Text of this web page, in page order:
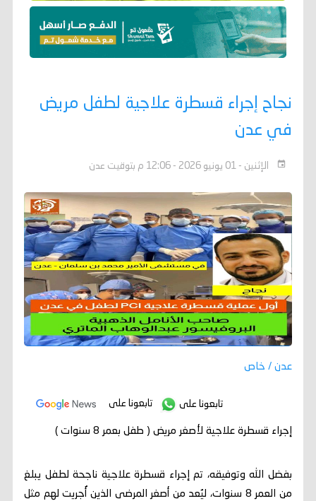
نجاح إجراء قسطرة علاجية لطفل مريض
في عدن
الإثنين - 01 يونيو 2026 - 12:06 م بتوقيت عدن
عدن / خاص
تابعونا على تابعونا على
إجراء قسطرة علاجية لأصغر مريض ( طفل بعمر 8 سنوات )
بفضل الله وتوفيقه، تم إجراء قسطرة علاجية ناجحة لطفل يبلغ
من العمر 8 سنوات، ليُعد من أصغر المرضى الذين أُجريت لهم مثل